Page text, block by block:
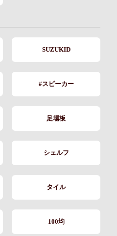
SUZUKID
#スピーカー
足場板
シェルフ
タイル
100均